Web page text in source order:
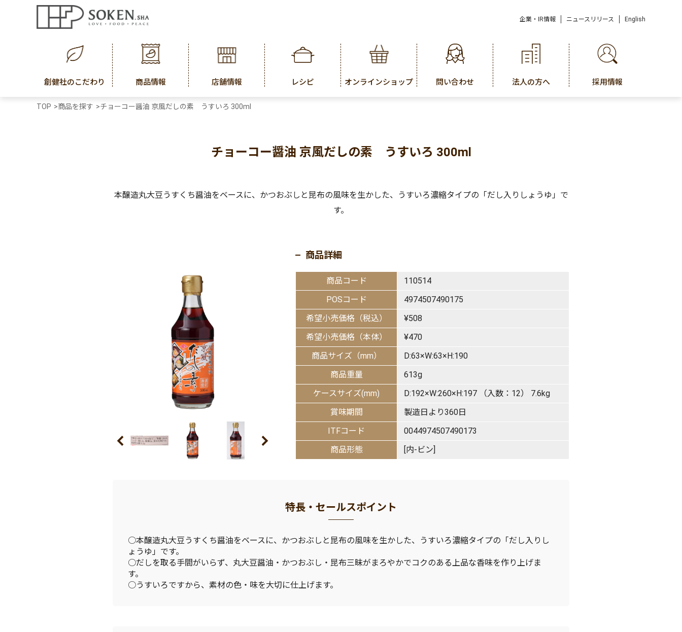
企業・IR情報 ニュースリリース English
創健社のこだわり 商品情報 店舗情報 レシピ オンラインショップ 問い合わせ 法人の方へ 採用情報
TOP >商品を探す >チョーコー醤油 京風だしの素 うすいろ 300ml
チョーコー醤油 京風だしの素 うすいろ 300ml
本醸造丸大豆うすくち醤油をベースに、かつおぶしと昆布の風味を生かした、うすいろ濃縮タイプの「だし入りしょうゆ」で
す。
商品詳細
商品コード
110514
POSコード
4974507490175
希望小売価格（税込）
¥508
希望小売価格（本体）
¥470
商品サイズ（mm）
D:63×W:63×H:190
商品重量
613g
ケースサイズ(mm)
D:192×W:260×H:197 （入数：12） 7.6kg
賞味期間
製造日より360日
ITFコード
0044974507490173
商品形態
[内-ビン]
特長・セールスポイント
○本醸造丸大豆うすくち醤油をベースに、かつおぶしと昆布の風味を生かした、うすいろ濃縮タイプの「だし入りし
ょうゆ」です。
○だしを取る手間がいらず、丸大豆醤油・かつおぶし・昆布三昧がまろやかでコクのある上品な香味を作り上げま
す。
○うすいろですから、素材の色・味を大切に仕上げます。